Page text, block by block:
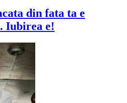
din fata ta e
Iubirea e!